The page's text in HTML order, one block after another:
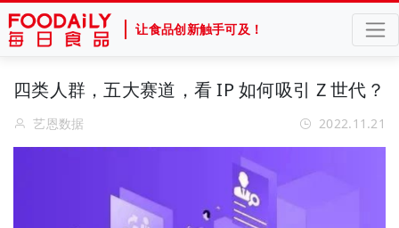
让食品创新触手可及！
四类人群，五大赛道，看 IP 如何吸引 Z 世代？
艺恩数据 2022.11.21